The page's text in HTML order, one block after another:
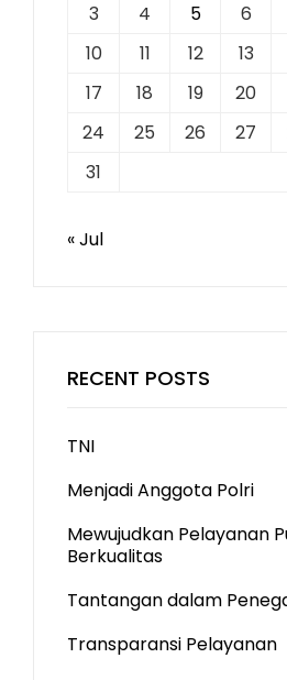
3
4 5 6
10
11 12 13
17
18 19 20
24
25 26 27
31
« Jul
RECENT POSTS
TNI
Menjadi Anggota Polri
Mewujudkan Pelayanan
Berkualitas
Tantangan dalam
Transparansi Pelayanan